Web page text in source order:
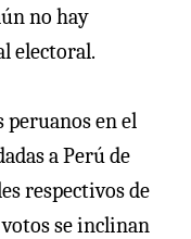
no hay
electoral.
peruanos en el
a Perú de
respectivos de
se inclinan